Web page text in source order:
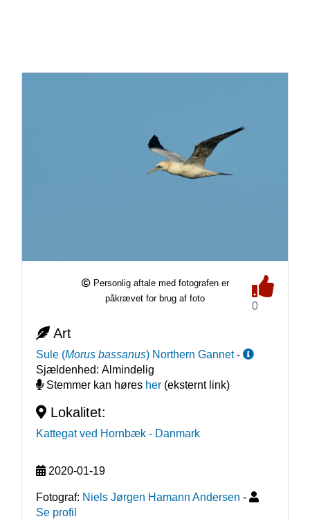
Personlig aftale med fotografen er
påkrævet for brug af foto
0
Art
Sule (Morus bassanus) Northern Gannet -
Sjældenhed: Almindelig
Stemmer kan høres her(eksternt link)
Lokalitet:
Kattegat ved Hornbæk - Danmark
2020-01-19
Fotograf: Niels Jørgen Hamann Andersen -
Se profil